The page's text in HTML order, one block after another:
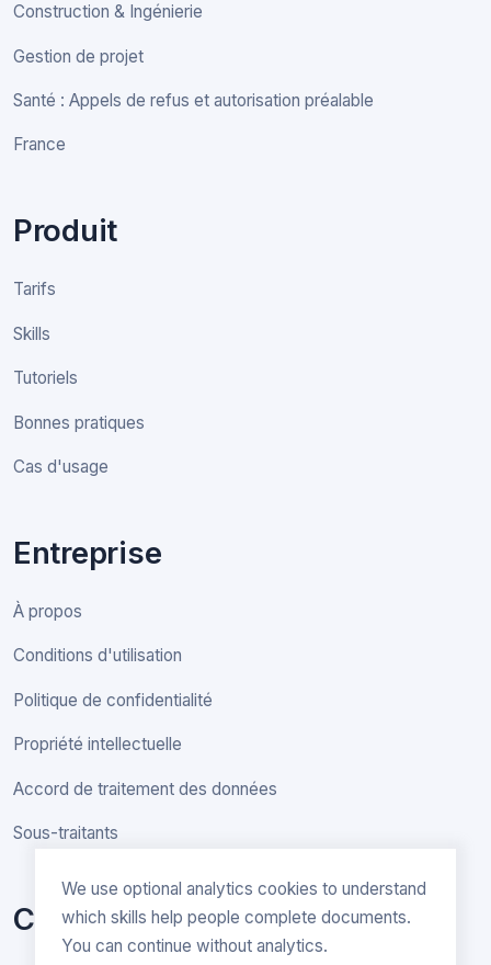
We use optional analytics cookies to understand
which skills help people complete documents.
You can continue without analytics.
Construction & Ingénierie
Gestion de projet
Santé : Appels de refus et autorisation préalable
France
Produit
Tarifs
Skills
Tutoriels
Bonnes pratiques
Cas d'usage
Entreprise
À propos
Conditions d'utilisation
Politique de confidentialité
Propriété intellectuelle
Accord de traitement des données
Sous-traitants
Contact